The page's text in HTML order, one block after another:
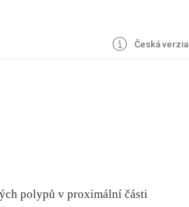
Česká verzia
polypů v proximální části